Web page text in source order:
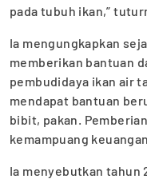
pada tubuh ikan,”
Ia mengungkapkan
memberikan bantuan
pembudidaya ikan air
mendapat bantuan
bibit, pakan.
kemampuang
Ia menyebutkan tahun